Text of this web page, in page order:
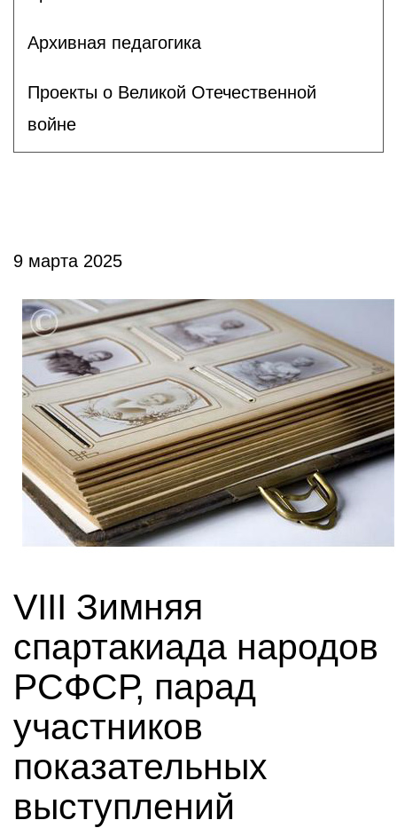
Архивная педагогика
Проекты о Великой Отечественной
войне
9 марта 2025
VIII Зимняя
спартакиада народов
РСФСР, парад
участников
показательных
выступлений